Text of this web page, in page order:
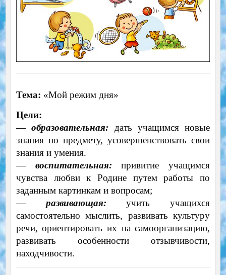
Тема: «Мой режим дня»
Цели:
—образовательная: дать учащимся новые
знания по предмету, усовершенствовать свои
знания и умения.
— воспитательная: привитие учащимся
чувства любви к Родине путем работы по
заданным картинкам и вопросам;
— развивающая: учить учащихся
самостоятельно мыслить, развивать культуру
речи, ориентировать их на самоорганизацию,
развивать особенности отзывчивости,
находчивости.